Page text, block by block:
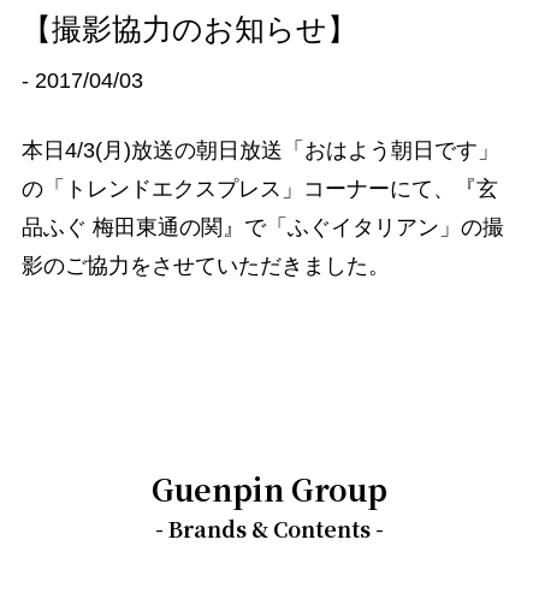
【撮影協力のお知らせ】
- 2017/04/03
本日4/3(月)放送の朝日放送「おはよう朝日です」
の「トレンドエクスプレス」コーナーにて、『玄
品ふぐ 梅田東通の関』で「ふぐイタリアン」の撮
影のご協力をさせていただきました。
Guenpin Group
- Brands & Contents -